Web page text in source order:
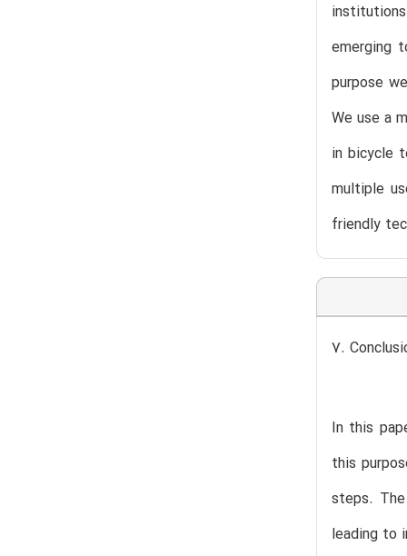
emerging
purpose
We use a
in bicycle
multiple
friendly
7.
In this
this
steps.
leading to